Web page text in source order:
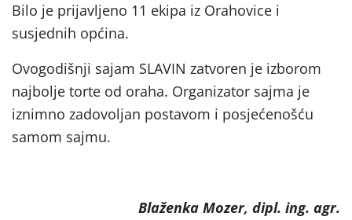
Bilo je prijavljeno 11 ekipa iz Orahovice i
susjednih općina.
Ovogodišnji sajam SLAVIN zatvoren je izborom
najbolje torte od oraha. Organizator sajma je
iznimno zadovoljan postavom i posjećenošću
samom sajmu.
Blaženka Mozer, dipl. ing. agr.